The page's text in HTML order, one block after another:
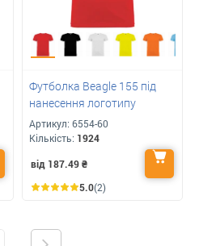
Футболка Beagle 155 під
нанесення логотипу
Артикул: 6554-60
Кількість: 1924
від 187.49₴
5.0(2)